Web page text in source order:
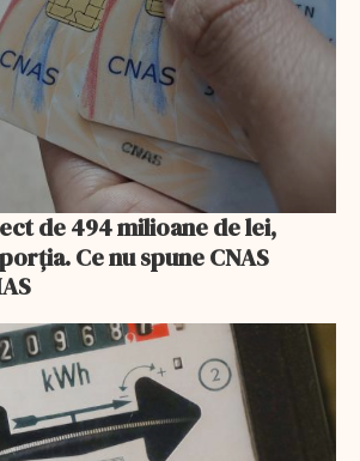
Ce nu spune CNAS